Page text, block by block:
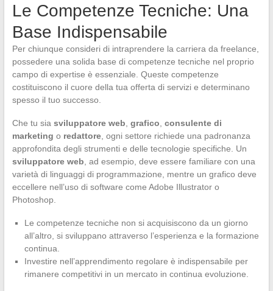
Le Competenze Tecniche: Una
Base Indispensabile
Per chiunque consideri di intraprendere la carriera da freelance,
possedere una solida base di competenze tecniche nel proprio
campo di expertise è essenziale. Queste competenze
costituiscono il cuore della tua offerta di servizi e determinano
spesso il tuo successo.
Che tu sia sviluppatore web grafico consulente di
marketing o redattore, ogni settore richiede una padronanza
approfondita degli strumenti e delle tecnologie specifiche. Un
sviluppatore web , ad esempio, deve essere familiare con una
varietà di linguaggi di programmazione, mentre un grafico deve
eccellere nell’uso di software come Adobe Illustrator o
Photoshop.
Le competenze tecniche non si acquisiscono da un giorno
all’altro, si sviluppano attraverso l’esperienza e la formazione
continua.
Investire nell’apprendimento regolare è indispensabile per
rimanere competitivi in un mercato in continua evoluzione.